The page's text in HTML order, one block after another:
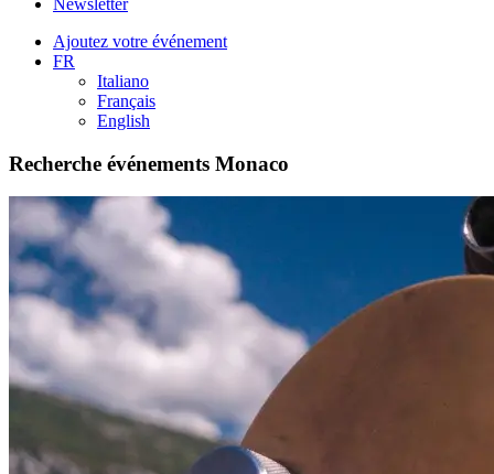
Newsletter
Ajoutez votre événement
FR
Italiano
Français
English
Recherche événements Monaco